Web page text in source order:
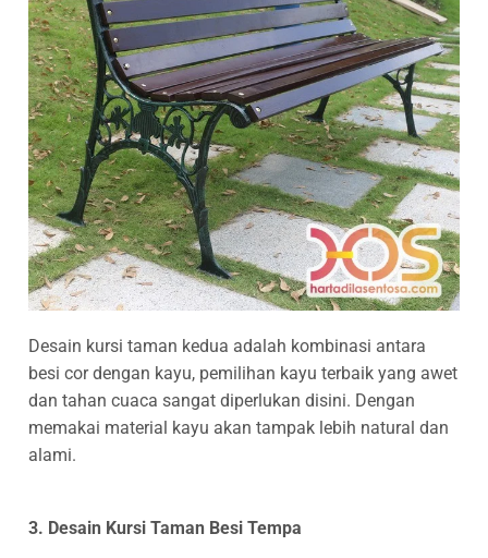
Desain kursi taman kedua adalah kombinasi antara
besi cor dengan kayu, pemilihan kayu terbaik yang awet
dan tahan cuaca sangat diperlukan disini. Dengan
memakai material kayu akan tampak lebih natural dan
alami.
3. Desain Kursi Taman Besi Tempa